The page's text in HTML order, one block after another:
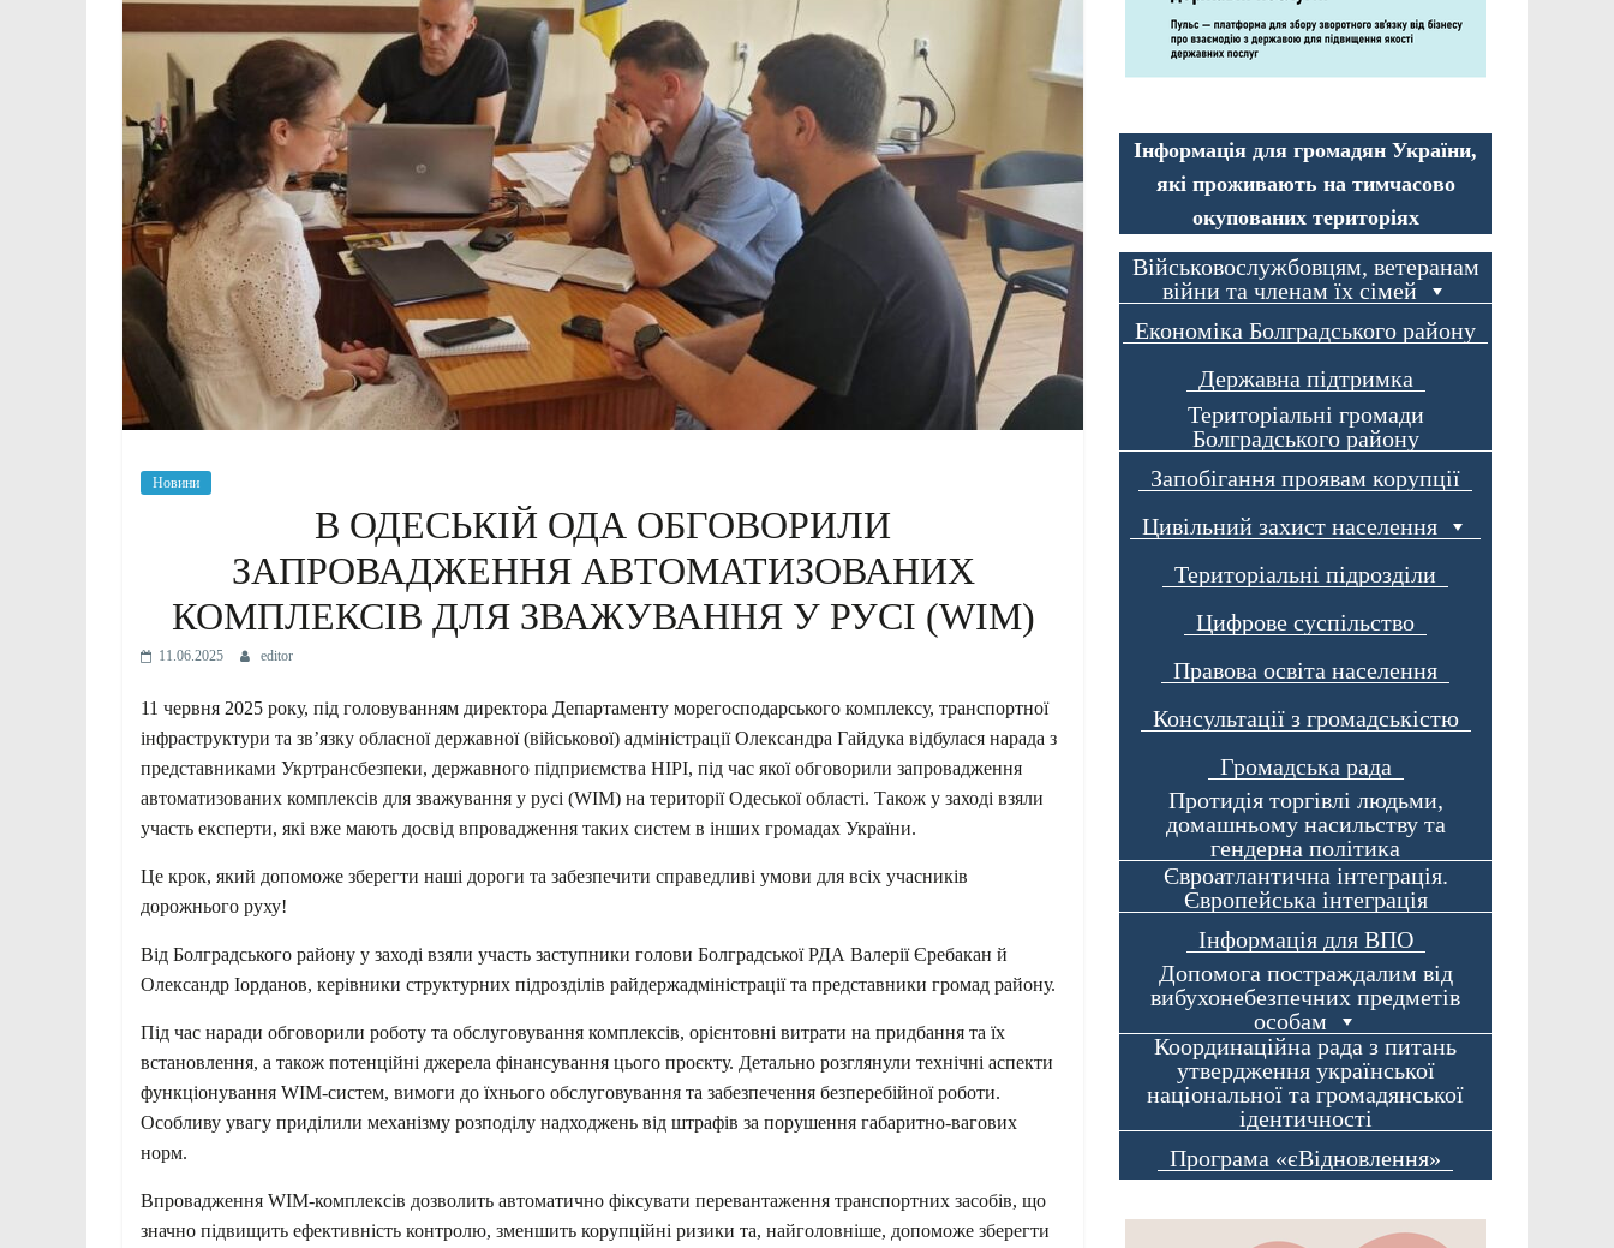
Новини
В ОДЕСЬКІЙ ОДА ОБГОВОРИЛИ
ЗАПРОВАДЖЕННЯ АВТОМАТИЗОВАНИХ
КОМПЛЕКСІВ ДЛЯ ЗВАЖУВАННЯ У РУСІ (WIM)
11.06.2025 editor
11 червня 2025 року, під головуванням директора Департаменту морегосподарського комплексу, транспортної
інфраструктури та зв’язку обласної державної (військової) адміністрації Олександра Гайдука відбулася нарада з
представниками Укртрансбезпеки, державного підприємства НІРІ, під час якої обговорили запровадження
автоматизованих комплексів для зважування у русі (WIM) на територіїОдеської області. Також у заході взяли
участь експерти, які вже мають досвід впровадження таких систем в інших громадах України.
Це крок, який допоможе зберегти наші дороги та забезпечити справедливі умови для всіх учасників
дорожнього руху!
Від Болградського району у заході взяли участь заступники голови Болградської РДА Валерії Єребакан й
Олександр Іорданов, керівники структурних підрозділів райдержадміністрації та представники громад району.
Під час наради обговорили роботу та обслуговування комплексів, орієнтовні витрати на придбання та їх
встановлення, а також потенційні джерела фінансування цього проєкту. Детально розглянули технічні аспекти
функціонування WIM-систем, вимоги до їхнього обслуговування та забезпечення безперебійної роботи.
Особливу увагу приділили механізму розподілу надходжень від штрафів за порушення габаритно-вагових
норм.
Впровадження WIM-комплексів дозволить автоматично фіксувати перевантаження транспортних засобів, що
значно підвищить ефективність контролю, зменшить корупційні ризики та, найголовніше, допоможе зберегти
Інформація для громадян України,
які проживають на тимчасово
окупованих територіях
Військовослужбовцям, ветеранам
війни та членам їх сімей
Економіка Болградського району
Державна підтримка
Територіальні громади
Болградського району
Запобігання проявам корупції
Цивільний захист населення
Територіальні підрозділи
Цифрове суспільство
Правова освіта населення
Консультації з громадськістю
Громадська рада
Протидія торгівлі людьми,
домашньому насильству та
гендерна політика
Євроатлантична інтеграція.
Європейська інтеграція
Інформація для ВПО
Допомога постраждалим від
вибухонебезпечних предметів
особам
Координаційна рада з питань
утвердження української
національної та громадянської
ідентичності
Програма «єВідновлення»